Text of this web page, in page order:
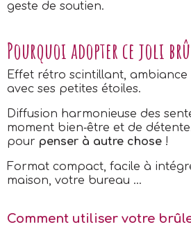
geste de soutien.
Pourquoi adopter ce joli
Effet rétro scintillant, ambiance
avec ses petites étoiles.
Diffusion harmonieuse des
moment bien‑être et de
pour penser à autre chose !
Format compact, facile à
maison, votre bureau ...
Comment utiliser votre